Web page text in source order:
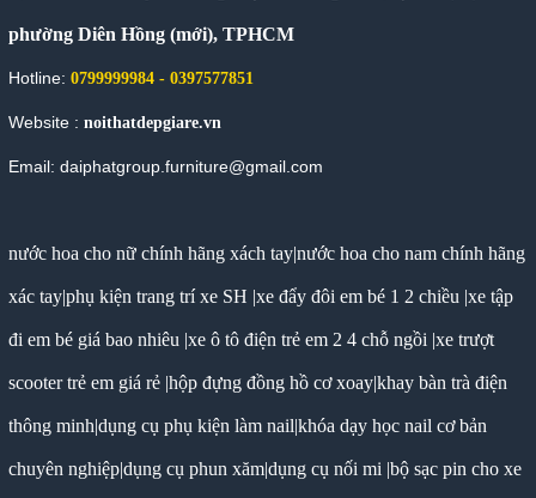
phường Diên Hồng (mới), TPHCM
Hotline: 0799999984 - 0397577851
Website : noithatdepgiare.vn
Email: daiphatgroup.furniture@gmail.com
nước hoa cho nữ chính hãng xách tay|nước hoa cho nam chính hãng
xác tay|phụ kiện trang trí xe SH |xe đẩy đôi em bé 1 2 chiều |xe tập
đi em bé giá bao nhiêu |xe ô tô điện trẻ em 2 4 chỗ ngồi |xe trượt
scooter trẻ em giá rẻ|hộp đựng đồng hồ cơ xoay|khay bàn trà điện
thông minh|dụng cụ phụ kiện làm nail|khóa dạy học nail cơ bản
chuyên nghiệp|dụng cụ phun xăm|dụng cụ nối mi |bộ sạc pin cho xe